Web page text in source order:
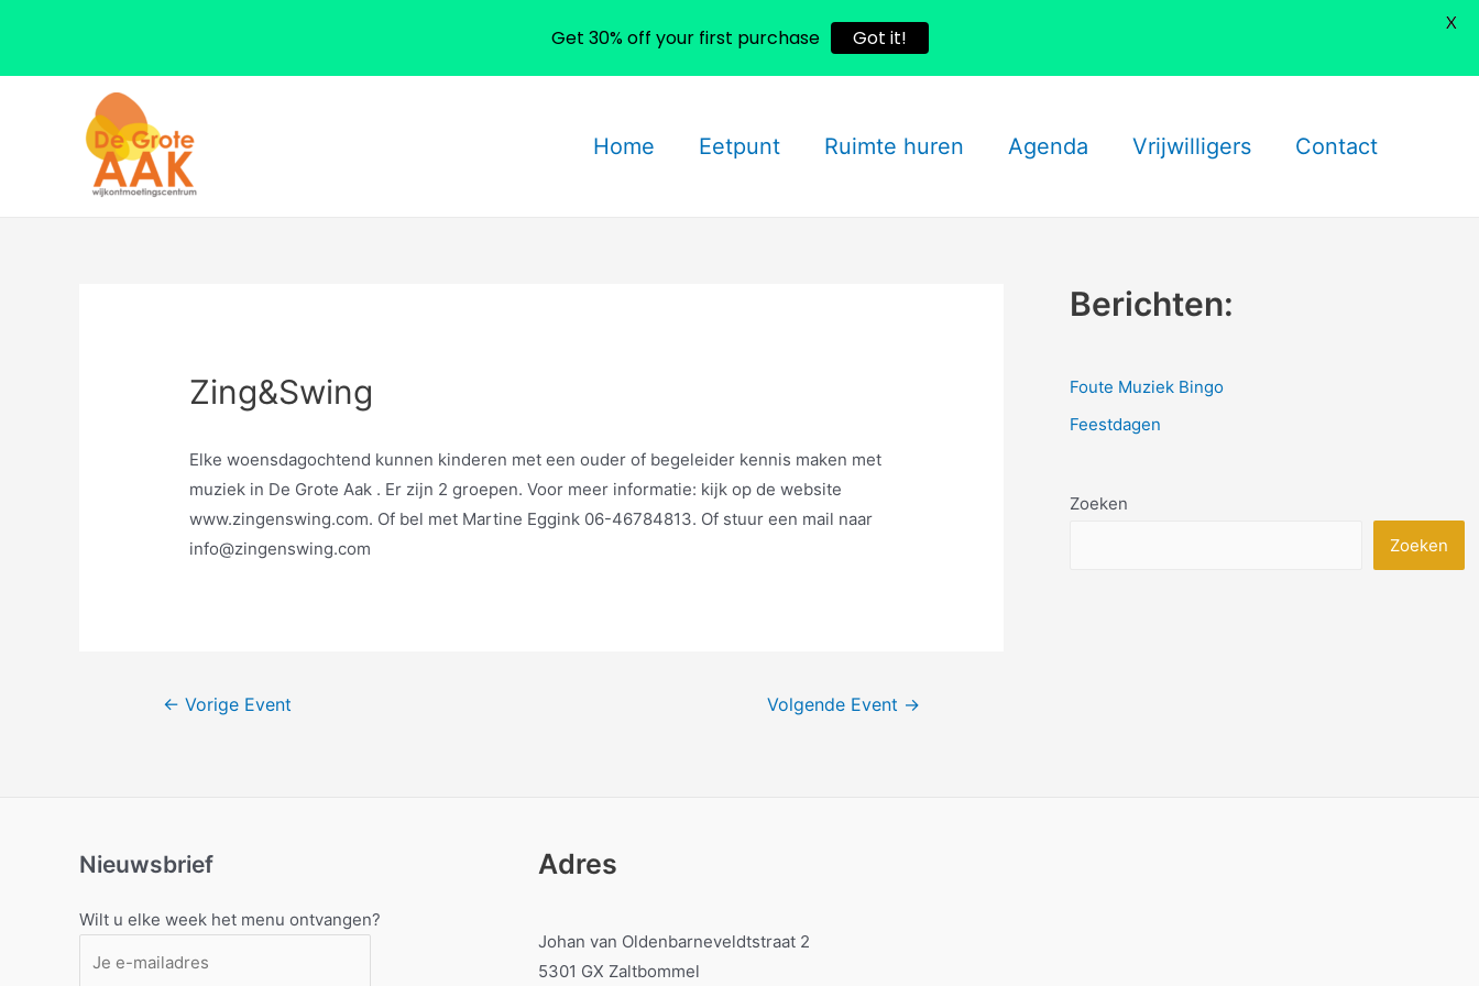
Home Eetpunt Ruimte huren Agenda Vrijwilligers Contact
Zing&Swing
Elke woensdagochtend kunnen kinderen met een ouder of begeleider kennis maken met
muziek in De Grote Aak . Er zijn 2 groepen. Voor meer informatie: kijk op de website
www.zingenswing.com. Of bel met Martine Eggink 06-46784813. Of stuur een mail naar
info@zingenswing.com
Bericht
← Vorige Event Volgende Event →
Berichten:
Foute Muziek Bingo
Feestdagen
Zoeken
Zoeken
Nieuwsbrief
Wilt u elke week het menu ontvangen?
Adres
Johan van Oldenbarneveldtstraat 2
5301 GX Zaltbommel
Get 30% off your first purchase Got it!
X